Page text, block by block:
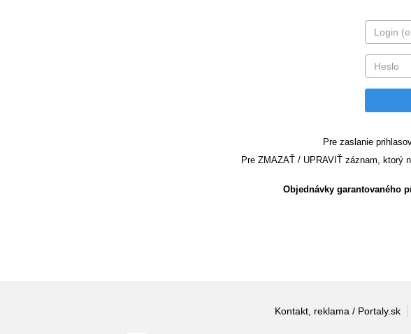
Pre zaslanie
Pre ZMAZAŤ / UPRAVIŤ záznam, ktorý
Objednávky garantovaného
Kontakt, reklama / Portaly.sk